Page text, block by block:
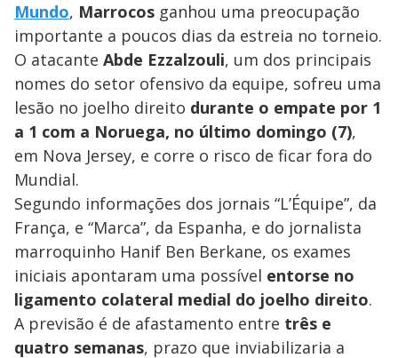
Mundo, Marrocos ganhou uma preocupação
importante a poucos dias da estreia no torneio.
O atacante Abde Ezzalzouli, um dos principais
nomes do setor ofensivo da equipe, sofreu uma
lesão no joelho direito durante o empate por 1
a 1 com a Noruega, no último domingo (7),
em Nova Jersey, e corre o risco de ficar fora do
Mundial.
Segundo informações dos jornais “L’Équipe”, da
França, e “Marca”, da Espanha, e do jornalista
marroquinho Hanif Ben Berkane, os exames
iniciais apontaram uma possível entorse no
ligamento colateral medial do joelho direito.
A previsão é de afastamento entre três e
quatro semanas, prazo que inviabilizaria a